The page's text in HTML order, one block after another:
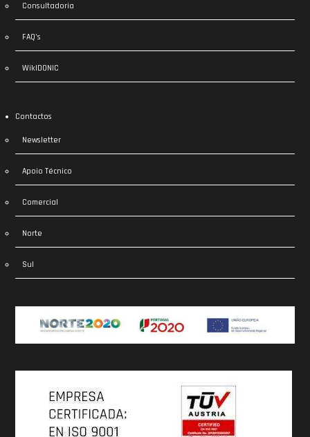
Consultadoria
FAQ’s
WikIDONIC
Contactos
Newsletter
Apoio Técnico
Comercial
Norte
Sul